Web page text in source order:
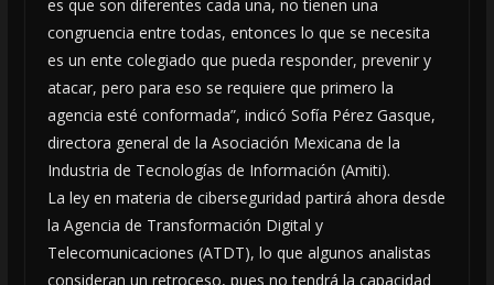
es que son diferentes cada una, no tienen una
congruencia entre todas, entonces lo que se necesita
es un ente colegiado que pueda responder, prevenir y
atacar, pero para eso se requiere que primero la
agencia esté conformada”, indicó Sofía Pérez Gasque,
directora general de la Asociación Mexicana de la
Industria de Tecnologías de Información (Amiti).
La ley en materia de ciberseguridad partirá ahora desde
la Agencia de Transformación Digital y
Telecomunicaciones (ATDT), lo que algunos analistas
consideran un retroceso, pues no tendrá la capacidad